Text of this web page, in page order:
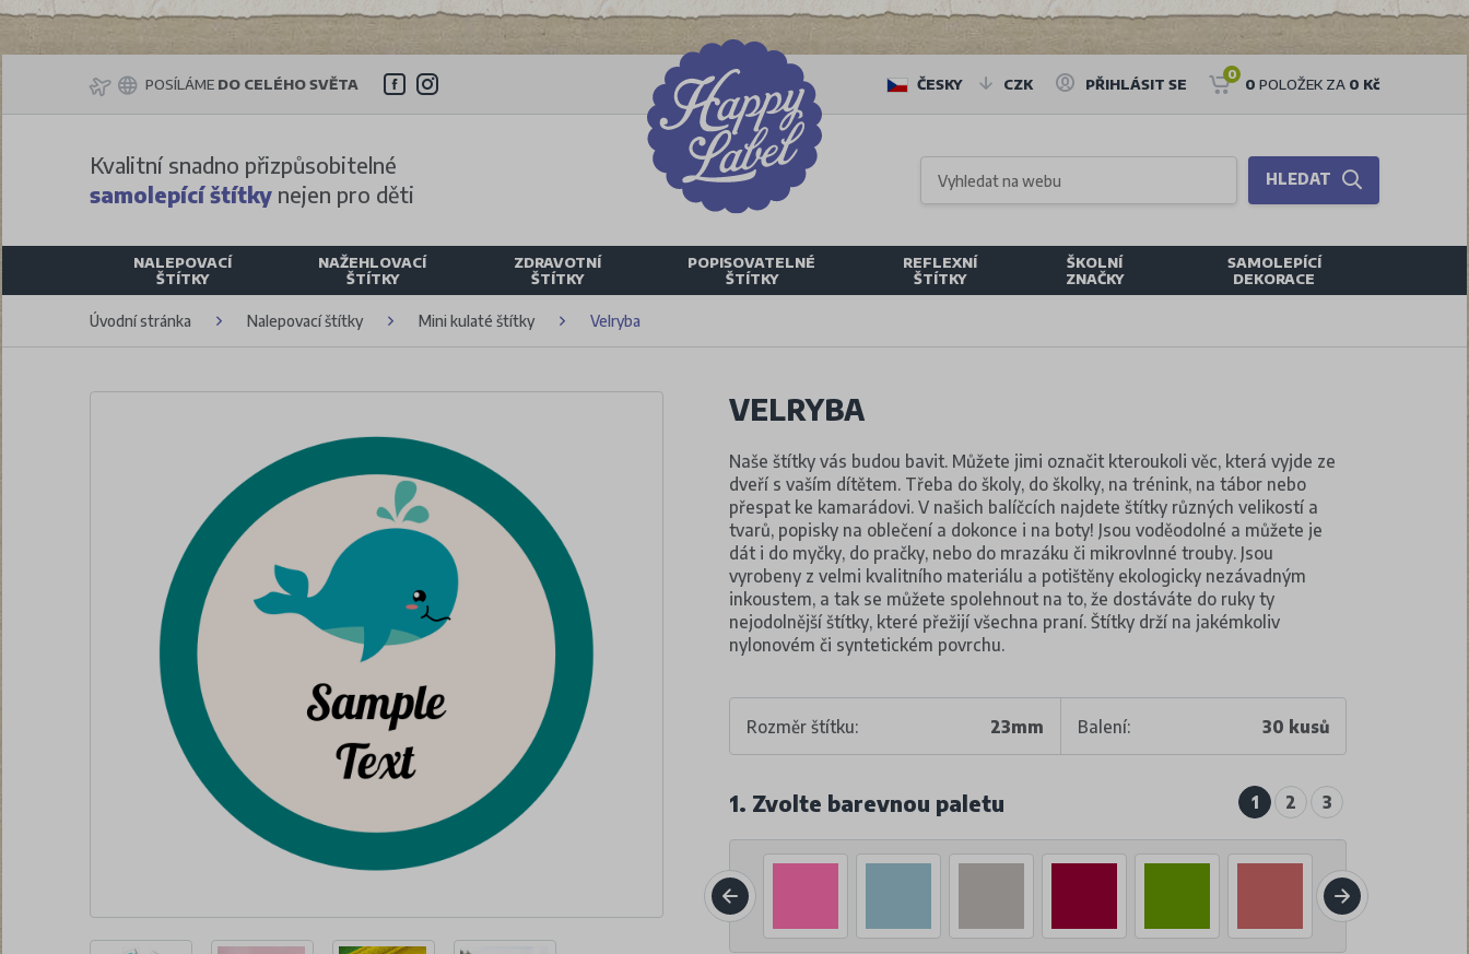
POSÍLÁME DO CELÉHO SVĚTA ČESKY CZK PŘIHLÁSIT SE
0
0 POLOŽEK ZA 0 Kč
Kvalitní snadno přizpůsobitelné
samolepící štítky nejen pro děti
HLEDAT
NALEPOVACÍ
ŠTÍTKY
NAŽEHLOVACÍ
ŠTÍTKY
ZDRAVOTNÍ
ŠTÍTKY
POPISOVATELNÉ
ŠTÍTKY
REFLEXNÍ
ŠTÍTKY
ŠKOLNÍ
ZNAČKY
SAMOLEPÍCÍ
DEKORACE
Úvodní stránka Nalepovací štítky Mini kulaté štítky Velryba
VELRYBA
Naše štítky vás budou bavit. Můžete jimi označit kteroukoli věc, která vyjde ze
dveří s vaším dítětem. Třeba do školy, do školky, na trénink, na tábor nebo
přespat ke kamarádovi. V našich balíčcích najdete štítky různých velikostí a
tvarů, popisky na oblečení a dokonce i na boty! Jsou voděodolné a můžete je
dát i do myčky, do pračky, nebo do mrazáku či mikrovlnné trouby. Jsou
vyrobeny z velmi kvalitního materiálu a potištěny ekologicky nezávadným
inkoustem, a tak se můžete spolehnout na to, že dostáváte do ruky ty
nejodolnější štítky, které přežijí všechna praní. Štítky drží na jakémkoliv
nylonovém či syntetickém povrchu.
Rozměr štítku: 23mm Balení: 30 kusů
1. Zvolte barevnou paletu 1 2 3